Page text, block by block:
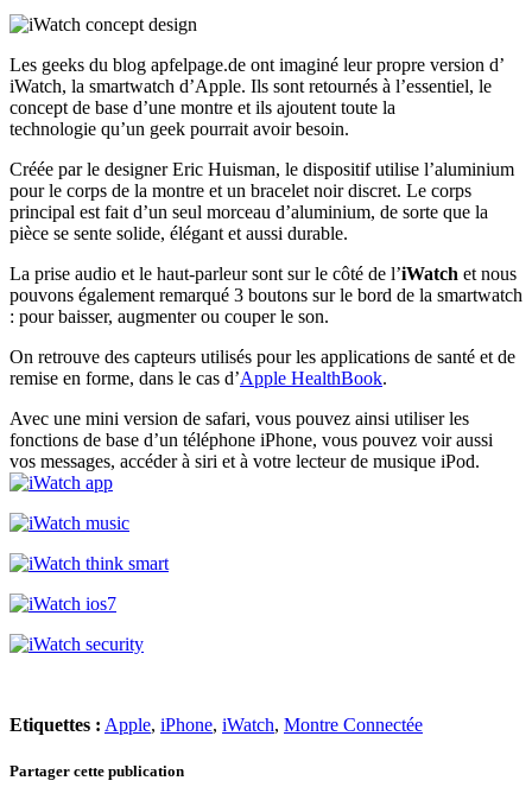
Les geeks du blog apfelpage.de ont imaginé leur propre version d’
iWatch, la smartwatch d’Apple. Ils sont retournés à l’essentiel, le
concept de base d’une montre et ils ajoutent toute la
technologie qu’un geek pourrait avoir besoin.
Créée par le designer Eric Huisman, le dispositif utilise l’aluminium
pour le corps de la montre et un bracelet noir discret. Le corps
principal est fait d’un seul morceau d’aluminium, de sorte que la
pièce se sente solide, élégant et aussi durable.
La prise audio et le haut-parleur sont sur le côté de l’iWatch et nous
pouvons également remarqué 3 boutons sur le bord de la smartwatch
: pour baisser, augmenter ou couper le son.
On retrouve des capteurs utilisés pour les applications de santé et de
remise en forme, dans le cas d’Apple HealthBook.
Avec une mini version de safari, vous pouvez ainsi utiliser les
fonctions de base d’un téléphone iPhone, vous pouvez voir aussi
vos messages, accéder à siri et à votre lecteur de musique iPod.
Etiquettes : Apple, iPhone, iWatch, Montre Connectée
Partager cette publication